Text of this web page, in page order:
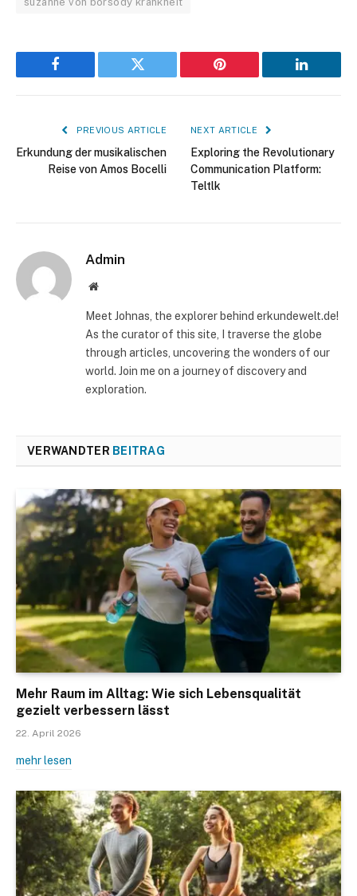
Facebook Twitter Pinterest LinkedIn
PREVIOUS ARTICLE
Erkundung der musikalischen
Reise von Amos Bocelli
NEXT ARTICLE
Exploring the Revolutionary
Communication Platform:
Teltlk
Admin
Website
Meet Johnas, the explorer behind erkundewelt.de!
As the curator of this site, I traverse the globe
through articles, uncovering the wonders of our
world. Join me on a journey of discovery and
exploration.
VERWANDTER BEITRAG
Mehr Raum im Alltag: Wie sich Lebensqualität
gezielt verbessern lässt
22. April 2026
mehr lesen